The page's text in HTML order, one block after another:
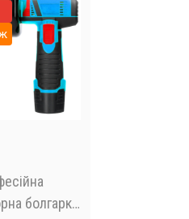
болгарка